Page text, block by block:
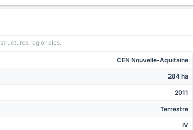
regionales.
CEN Nouvelle-Aquitaine
284 ha
2011
Terrestre
IV